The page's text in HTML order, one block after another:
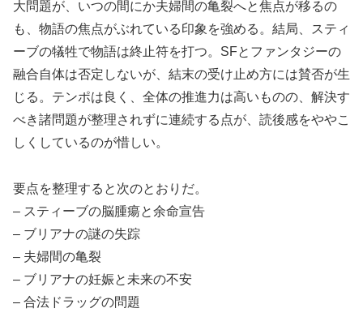
大問題が、いつの間にか夫婦間の亀裂へと焦点が移るの
も、物語の焦点がぶれている印象を強める。結局、スティ
ーブの犠牲で物語は終止符を打つ。SFとファンタジーの
融合自体は否定しないが、結末の受け止め方には賛否が生
じる。テンポは良く、全体の推進力は高いものの、解決す
べき諸問題が整理されずに連続する点が、読後感をややこ
しくしているのが惜しい。
要点を整理すると次のとおりだ。
– スティーブの脳腫瘍と余命宣告
– ブリアナの謎の失踪
– 夫婦間の亀裂
– ブリアナの妊娠と未来の不安
– 合法ドラッグの問題